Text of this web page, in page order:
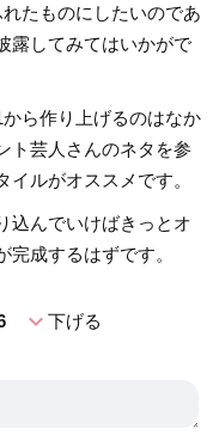
たものにしたいのであ
露してみてはいかがで
ら作り上げるのはなか
ト芸人さんのネタを参
ルがオススメです。
込んでいけばきっとオ
成するはずです。
expand_more下げる